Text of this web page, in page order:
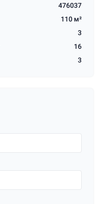
476037
110 м²
3
16
3